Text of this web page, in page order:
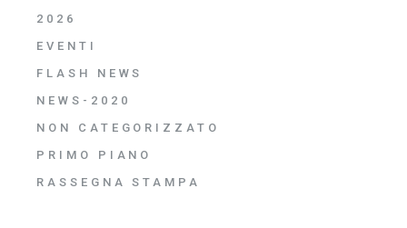
2026
EVENTI
FLASH NEWS
NEWS-2020
NON CATEGORIZZATO
PRIMO PIANO
RASSEGNA STAMPA